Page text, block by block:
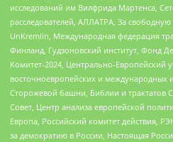
исследований им Вилфрида Мартенса,
расследователей, АЛЛАТРА, За
UnKremlin, Международная федерация
Финланд, Гудзоновский институт, Фонд
Комитет-2024, Центрально-Европейский
восточноевропейских и международных
Сторожевой башни, Библии и трактатов
Совет, Центр анализа европейской
Европа, Российский комитет действия,
за демократию в России, Настоящая